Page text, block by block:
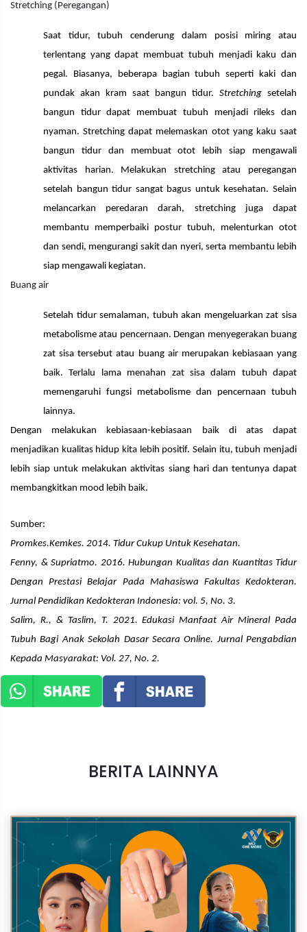
Stretching (Peregangan)
Saat tidur, tubuh cenderung dalam posisi miring atau
terlentang yang dapat membuat tubuh menjadi kaku dan
pegal. Biasanya, beberapa bagian tubuh seperti kaki dan
pundak akan kram saat bangun tidur. Stretching setelah
bangun tidur dapat membuat tubuh menjadi rileks dan
nyaman. Stretching dapat melemaskan otot yang kaku saat
bangun tidur dan membuat otot lebih siap mengawali
aktivitas harian. Melakukan stretching atau peregangan
setelah bangun tidur sangat bagus untuk kesehatan. Selain
melancarkan peredaran darah, stretching juga dapat
membantu memperbaiki postur tubuh, melenturkan otot
dan sendi, mengurangi sakit dan nyeri, serta membantu lebih
siap mengawali kegiatan.
Buang air
Setelah tidur semalaman, tubuh akan mengeluarkan zat sisa
metabolisme atau pencernaan. Dengan menyegerakan buang
zat sisa tersebut atau buang air merupakan kebiasaan yang
baik. Terlalu lama menahan zat sisa dalam tubuh dapat
memengaruhi fungsi metabolisme dan pencernaan tubuh
lainnya.
Dengan melakukan kebiasaan-kebiasaan baik di atas dapat
menjadikan kualitas hidup kita lebih positif. Selain itu, tubuh menjadi
lebih siap untuk melakukan aktivitas siang hari dan tentunya dapat
membangkitkan mood lebih baik.
Sumber:
Promkes.Kemkes. 2014. Tidur Cukup Untuk Kesehatan.
Fenny, & Supriatmo. 2016. Hubungan Kualitas dan Kuantitas Tidur
Dengan Prestasi Belajar Pada Mahasiswa Fakultas Kedokteran.
Jurnal Pendidikan Kedokteran Indonesia: vol. 5, No. 3.
Salim, R., & Taslim, T. 2021. Edukasi Manfaat Air Mineral Pada
Tubuh Bagi Anak Sekolah Dasar Secara Online. Jurnal Pengabdian
Kepada Masyarakat: Vol. 27, No. 2.
BERITA LAINNYA